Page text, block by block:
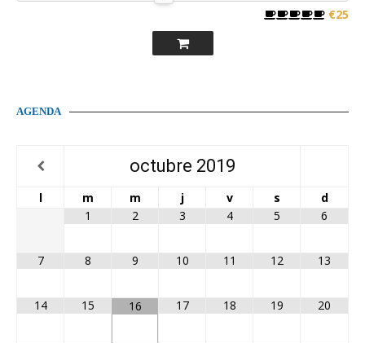
€25
AGENDA
octubre 2019
l m m j v s
d
1
2 3 4 5 6
7 8 9 10 11 12 13
14 15 16 17 18 19 20